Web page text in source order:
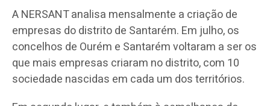
A NERSANT analisa mensalmente a criação de
empresas do distrito de Santarém. Em julho, os
concelhos de Ourém e Santarém voltaram a ser os
que mais empresas criaram no distrito, com 10
sociedade nascidas em cada um dos territórios.